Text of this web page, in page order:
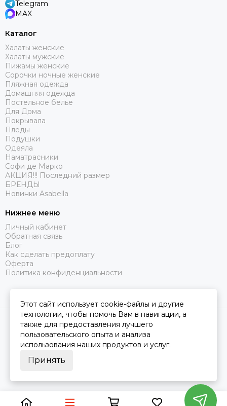
Telegram
MAX
Каталог
Халаты женские
Халаты мужские
Пижамы женские
Сорочки ночные женские
Пляжная одежда
Домашняя одежда
Постельное белье
Для Дома
Покрывала
Пледы
Подушки
Одеяла
Наматрасники
Софи де Марко
АКЦИЯ!!! Последний размер
БРЕНДЫ
Новинки Asabella
Нижнее меню
Личный кабинет
Обратная связь
Блог
Как сделать предоплату
Оферта
Политика конфиденциальности
2026 © Царство Сна.Карта сайта
Этот сайт использует cookie-файлы и другие
технологии, чтобы помочь Вам в навигации, а
также для предоставления лучшего
пользовательского опыта и анализа
использования наших продуктов и услуг.
Принять